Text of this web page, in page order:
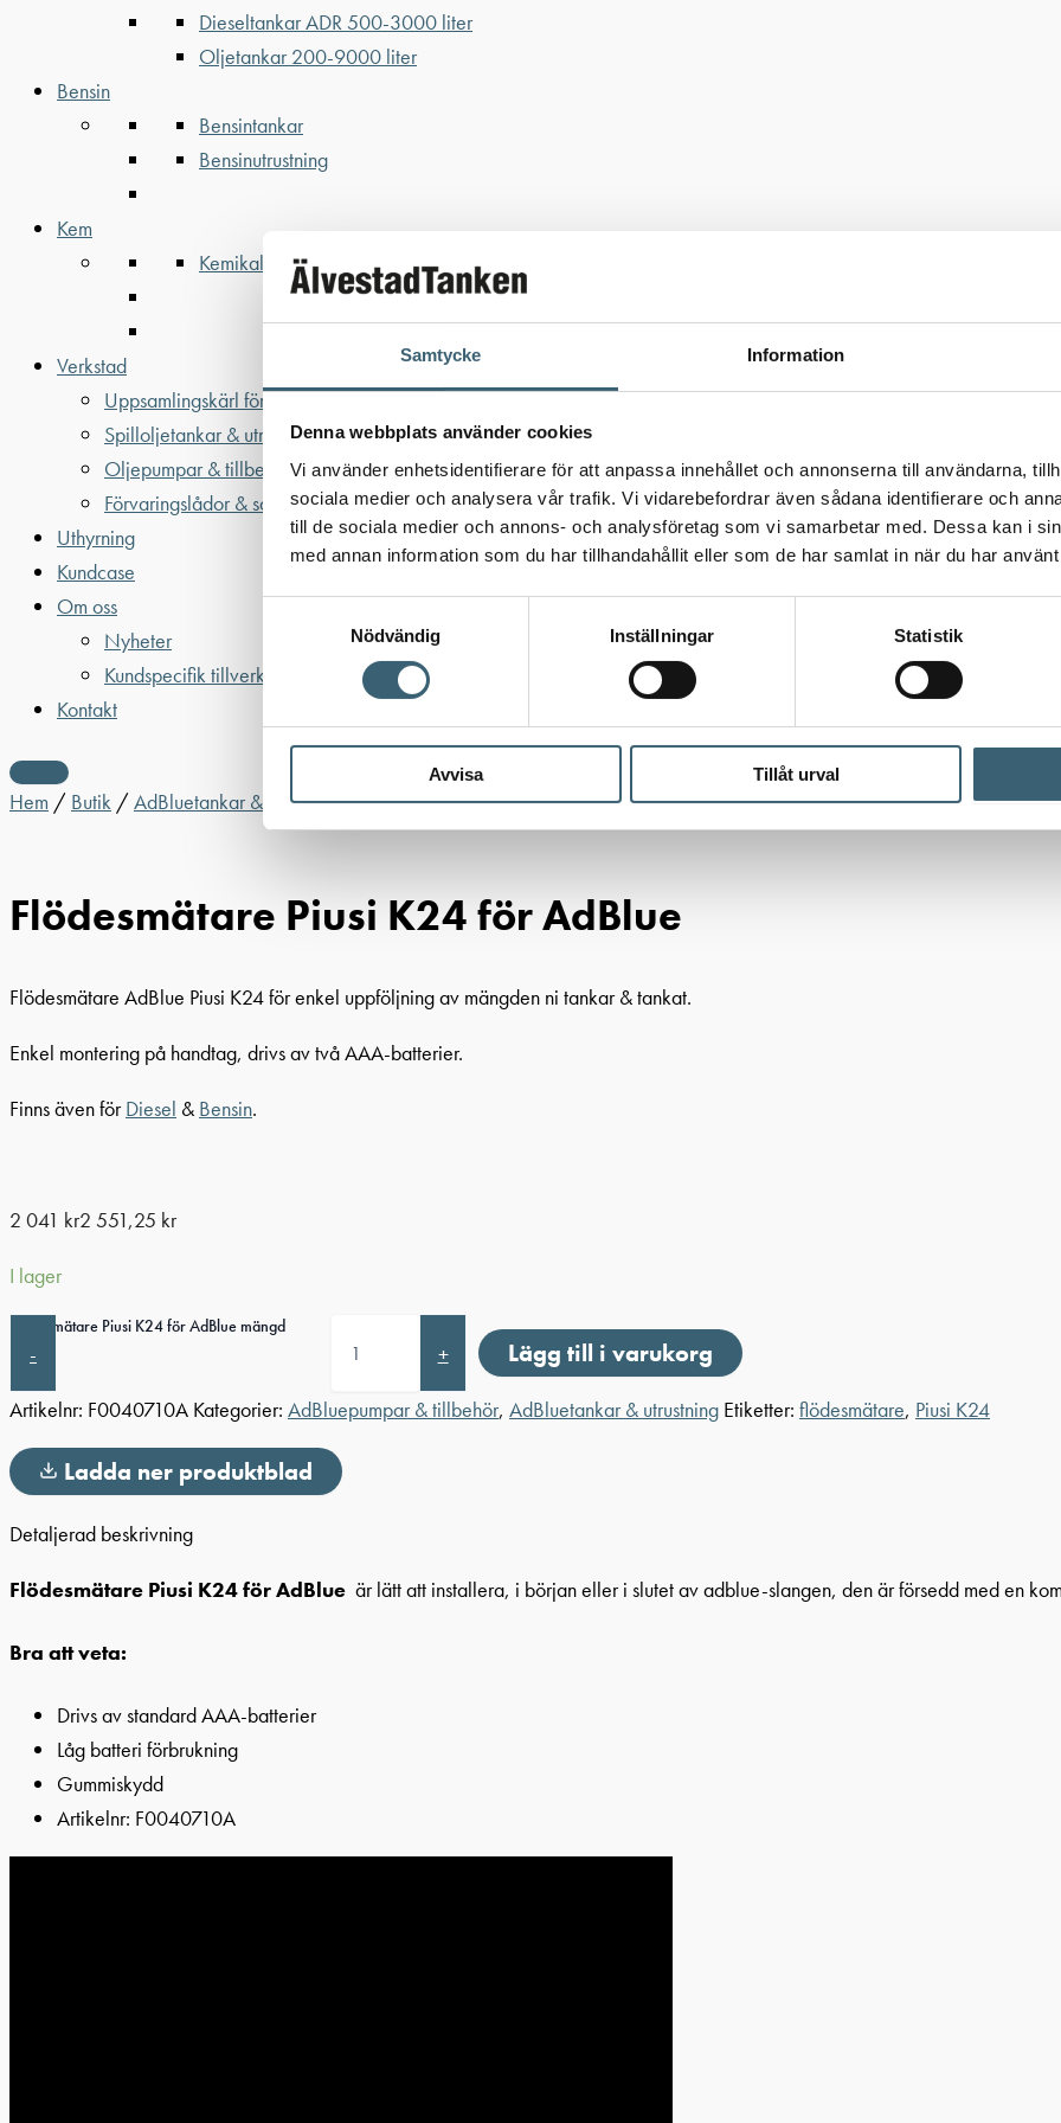
Samtycke Information
Denna webbplats använder cookies
Vi använder enhetsidentifierare för att anpassa innehållet och annonserna till användarna,
sociala medier och analysera vår trafik. Vi vidarebefordrar även sådana identifierare och
till de sociala medier och annons- och analysföretag som vi samarbetar med. Dessa kan i
med annan information som du har tillhandahållit eller som de har samlat in när du har
Nödvändig
Inställningar Statistik
Avvisa Tillåt urval
Dieseltankar ADR 500-3000 liter
Oljetankar 200-9000 liter
Bensin
Bensintankar
Bensinutrustning
Kem
Kemikalietankar
Verkstad
Uppsamlingskärl för fat & IBC
Spilloljetankar & utrustning
Oljepumpar & tillbehör
Förvaringslådor & sandlådor
Uthyrning
Kundcase
Om oss
Nyheter
Kundspecifik tillverkning
Kontakt
Hem / Butik /AdBluetankar & utrustning/AdBluepumpar & tillbehör/ Flödesmätare Piusi K24 för AdBlue
Flödesmätare Piusi K24 för AdBlue
Flödesmätare AdBlue Piusi K24 för enkel uppföljning av mängden ni tankar & tankat.
Enkel montering på handtag, drivs av två AAA-batterier.
Finns även förDiesel & Bensin.
2 041 kr2 551,25 kr
I lager
-
Flödesmätare Piusi K24 för AdBlue mängd
+ Lägg till i varukorg
Artikelnr: F0040710A Kategorier: AdBluepumpar & tillbehör, AdBluetankar & utrustning Etiketter: flödesmätare, Piusi K24
Ladda ner produktblad
Detaljerad beskrivning
Flödesmätare Piusi K24 för AdBlue är lätt att installera, i början eller i slutet av adblue-slangen, den är försedd med en
Bra att veta:
Drivs av standard AAA-batterier
Låg batteri förbrukning
Gummiskydd
Artikelnr: F0040710A